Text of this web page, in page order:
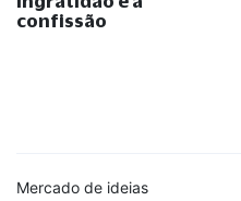
confissão
Mercado de ideias